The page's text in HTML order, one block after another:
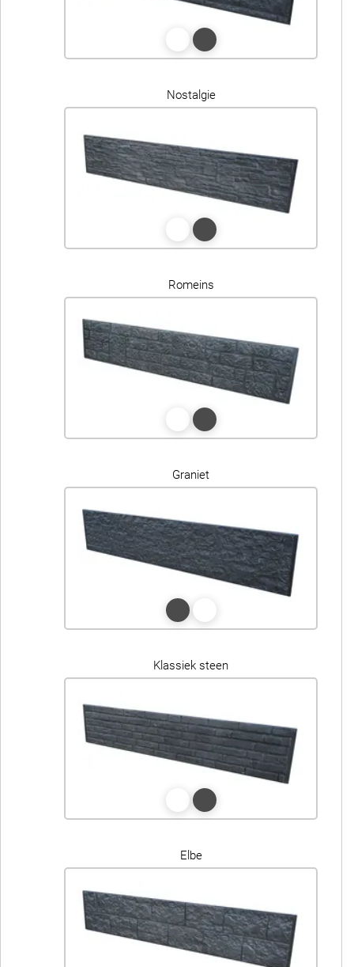
Nostalgie
Romeins
Graniet
Klassiek steen
Elbe